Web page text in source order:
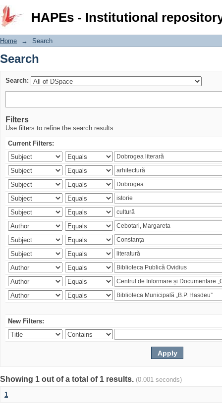
HAPEs - Institutional
Search
Home → Search
Search
Search:
Filters
Use filters to refine the search results.
Current Filters:
New Filters:
Showing 1 out of a total of 1 results. (0.001 seconds)
1